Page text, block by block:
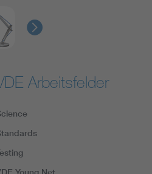
Arbeitsfelder